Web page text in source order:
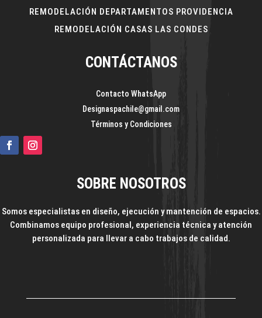
REMODELACIÓN DEPARTAMENTOS PROVIDENCIA
REMODELACIÓN CASAS LAS CONDES
CONTÁCTANOS
Contacto WhatsApp
Designaspachile@gmail.com
Términos y Condiciones
SOBRE NOSOTROS
Somos especialistas en diseño, ejecución y mantención de espacios.
Combinamos equipo profesional, experiencia técnica y atención
personalizada para llevar a cabo trabajos de calidad.